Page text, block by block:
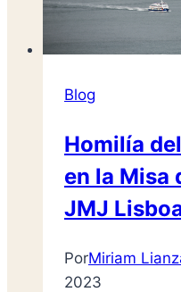
Blog
Homilía
en la Misa
JMJ
PorMiriam
2023